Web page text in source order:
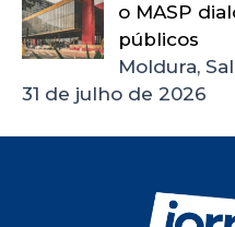
o MASP
públicos
Moldura,
31 de julho de 2026